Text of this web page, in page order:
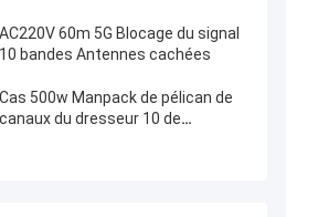
des antennes 5G
AC220V 60m 5G Blocage du signal
10 bandes Antennes cachées
Cas 500w Manpack de pélican de
canaux du dresseur 10 de